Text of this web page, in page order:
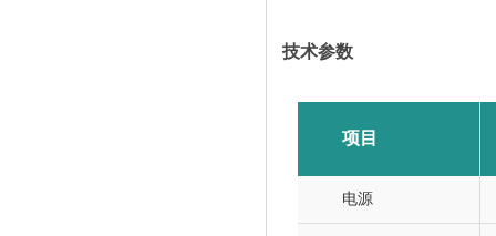
技术参数
项目
电源